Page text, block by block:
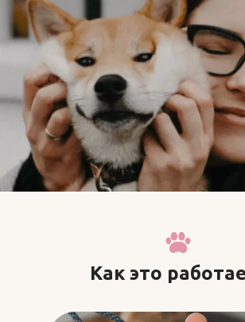
Как это